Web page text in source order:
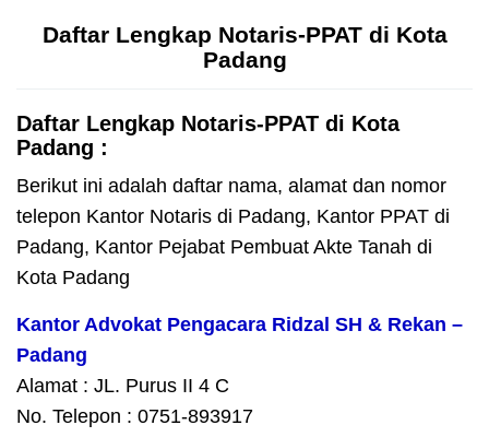
Daftar Lengkap Notaris-PPAT di Kota
Padang
Daftar Lengkap Notaris-PPAT di Kota
Padang :
Berikut ini adalah daftar nama, alamat dan nomor
telepon Kantor Notaris di Padang, Kantor PPAT di
Padang, Kantor Pejabat Pembuat Akte Tanah di
Kota Padang
Kantor Advokat Pengacara Ridzal SH & Rekan –
Padang
Alamat : JL. Purus II 4 C
No. Telepon : 0751-893917